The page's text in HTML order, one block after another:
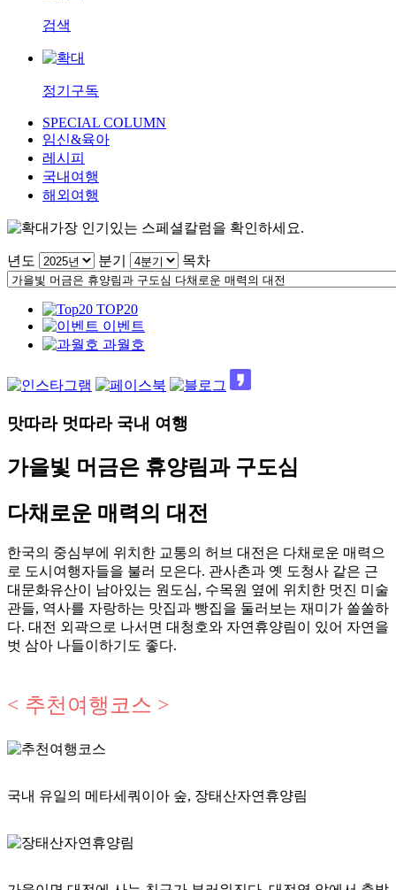
검색
정기구독
SPECIAL COLUMN
임신&육아
레시피
국내여행
해외여행
가장 인기있는 스페셜칼럼을 확인하세요.
년도 분기 목차
TOP20
이벤트
과월호
맛따라 멋따라 국내 여행
가을빛 머금은 휴양림과 구도심
다채로운 매력의 대전
한국의 중심부에 위치한 교통의 허브 대전은 다채로운 매력으
로 도시여행자들을 불러 모은다. 관사촌과 옛 도청사 같은 근
대문화유산이 남아있는 원도심, 수목원 옆에 위치한 멋진 미술
관들, 역사를 자랑하는 맛집과 빵집을 둘러보는 재미가 쏠쏠하
다. 대전 외곽으로 나서면 대청호와 자연휴양림이 있어 자연을
벗 삼아 나들이하기도 좋다.
< 추천여행코스 >
국내 유일의 메타세쿼이아 숲, 장태산자연휴양림